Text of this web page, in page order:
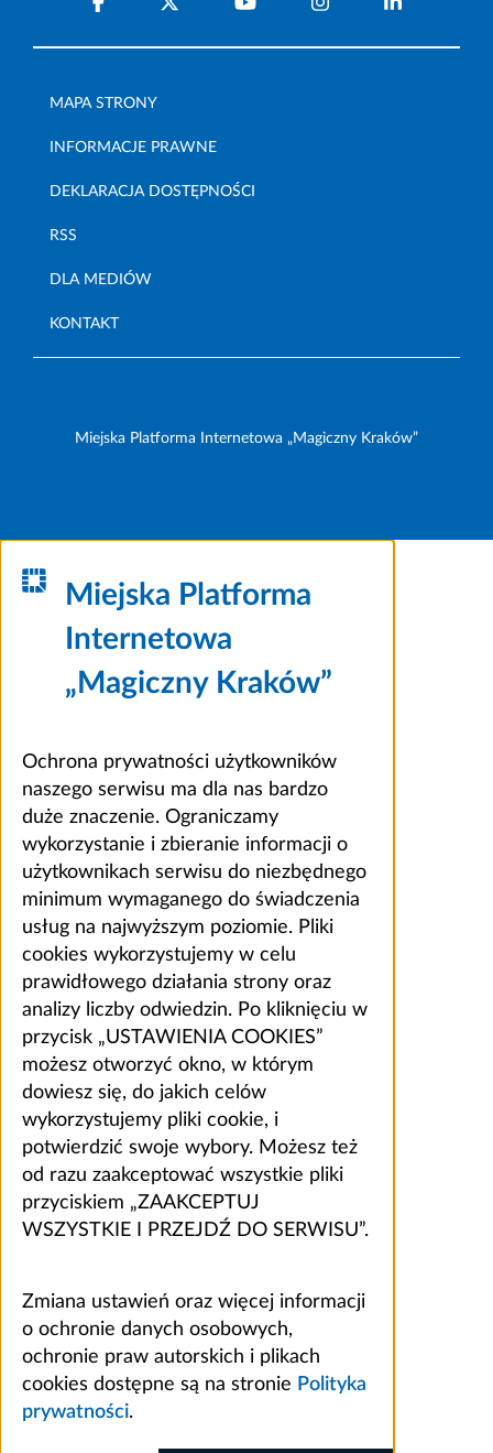
MAPA STRONY
INFORMACJE PRAWNE
DEKLARACJA DOSTĘPNOŚCI
RSS
DLA MEDIÓW
KONTAKT
Miejska Platforma Internetowa „Magiczny Kraków”
Miejska Platforma
Internetowa
„Magiczny Kraków”
Ochrona prywatności użytkowników
naszego serwisu ma dla nas bardzo
duże znaczenie. Ograniczamy
wykorzystanie i zbieranie informacji o
użytkownikach serwisu do niezbędnego
minimum wymaganego do świadczenia
usług na najwyższym poziomie. Pliki
cookies wykorzystujemy w celu
prawidłowego działania strony oraz
analizy liczby odwiedzin. Po kliknięciu w
przycisk „USTAWIENIA COOKIES”
możesz otworzyć okno, w którym
dowiesz się, do jakich celów
wykorzystujemy pliki cookie, i
potwierdzić swoje wybory. Możesz też
od razu zaakceptować wszystkie pliki
przyciskiem „ZAAKCEPTUJ
WSZYSTKIE I PRZEJDŹ DO SERWISU”.
Zmiana ustawień oraz więcej informacji
o ochronie danych osobowych,
ochronie praw autorskich i plikach
cookies dostępne są na stronie Polityka
prywatności.